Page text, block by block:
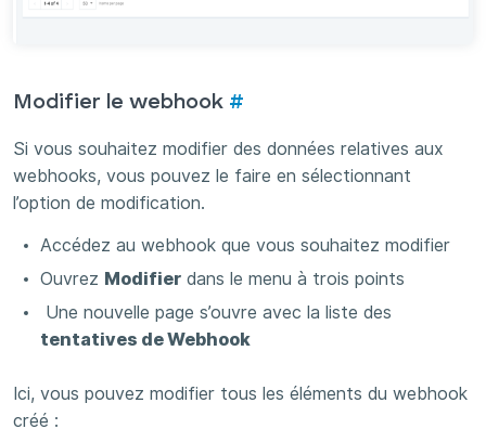
Modifier le webhook #
Si vous souhaitez modifier des données relatives aux
webhooks, vous pouvez le faire en sélectionnant
l’option de modification.
Accédez au webhook que vous souhaitez modifier
Ouvrez Modifier dans le menu à trois points
Une nouvelle page s’ouvre avec la liste des
tentatives de Webhook
Ici, vous pouvez modifier tous les éléments du webhook
créé :